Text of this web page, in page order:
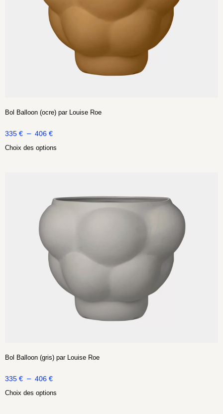
Bol Balloon (ocre) par Louise Roe
335 € – 406 €
Choix des options
Bol Balloon (gris) par Louise Roe
335 € – 406 €
Choix des options